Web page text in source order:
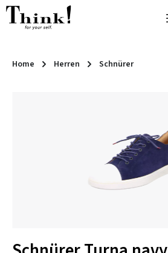
Zum Hauptinhalt springen
Home Herren Schnürer